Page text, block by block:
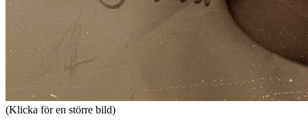
(Klicka för en större bild)